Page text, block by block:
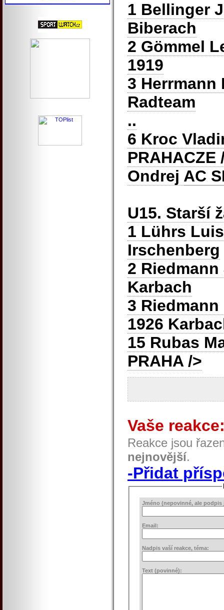
1 Bellinger
Biberach
2 Gömmel
1919
3 Herrmann
Radteam
..
6 Kroc
PRAHACZE
Ondrej AC
U15. Starší
1 Lührs
Irschenberg
2 Riedmann
Karbach
3
1926
15 Rubas
PRAHA/>
Vaše
Reakce jsou
nejnovější.
-Přidat
Jméno (nepovinné, ale podpis
Email:
Nadpis vaší reakce, téma:
Text (povinné):